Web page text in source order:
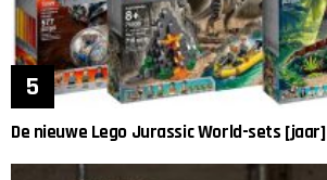
De nieuwe Lego Jurassic World-sets [jaar]